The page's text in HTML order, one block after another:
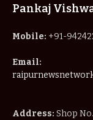
Pankaj
Mobile: +91-
Email:
Address: Shop